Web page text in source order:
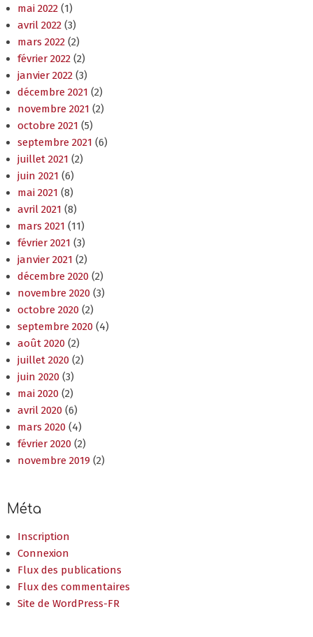
mars 2022(2)
février 2022(2)
janvier 2022(3)
décembre 2021
novembre 2021
octobre 2021(5)
septembre 2021 (6)
juillet 2021(2)
juin 2021(6)
mai 2021(8)
avril 2021 (8)
mars 2021(11)
février 2021(3)
janvier 2021(2)
décembre 2020
novembre 2020
octobre 2020(2)
septembre 2020 (4)
août 2020(2)
juillet 2020 (2)
juin 2020(3)
mai 2020(2)
avril 2020 (6)
mars 2020(4)
février 2020(2)
novembre 2019
Inscription
Connexion
Flux des publications
Flux des commentaires
Site de WordPress-FR